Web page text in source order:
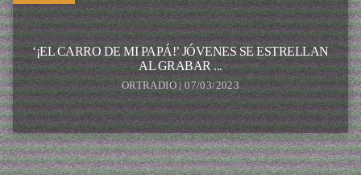
‘¡EL CARRO DE MI PAPÁ!’ JÓVENES SE ESTRELLAN
AL GRABAR ...
ORTRADIO | 07/03/2023